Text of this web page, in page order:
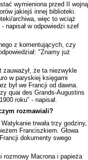
wymieniona przed II wojną
jakiejś innej biblioteki.
archiwa, więc to wciąż
napisał w odpowiedzi szef
z komentujących, czy
"Znamy już
że ta niezwykle
w paryskiej księgarni
był we Francji od dawna.
quai des Grands-Augustins
roku" - napisał.
rozmawiali?
trwała trzy
Franciszkiem. Głowa
dokumenty swego
rozmowy Macrona i papieża